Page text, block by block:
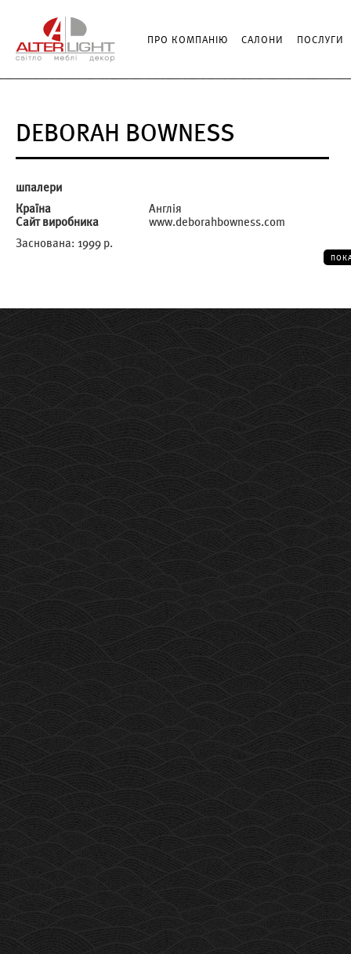
ПРО КОМПАНІЮ САЛОНИ ПОСЛУГИ
DEBORAH BOWNESS
шпалери
Країна
Англія
Сайт виробника
www.deborahbowness.com
Заснована: 1999 р.